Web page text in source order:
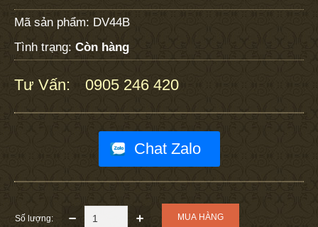
Mã sản phẩm: DV44B
Tình trạng: Còn hàng
Tư Vấn: 0905 246 420
Chat Zalo
Số lượng: